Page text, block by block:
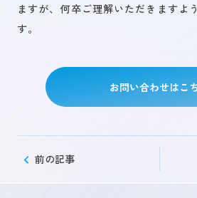
お問い合わせ
ますが、何卒ご理解いただきますよ
す。
お問い合わせはこ
前の記事